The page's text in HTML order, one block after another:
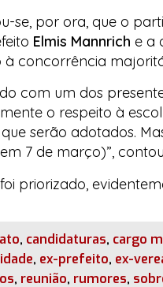
se, por ora, que o
Elmis Mannrich e a
à concorrência
com um dos
o respeito à
serão adotados.
7 de março)”,
priorizado,
ato, candidaturas, cargo
, ex-prefeito, ex-
, reunião, rumores,